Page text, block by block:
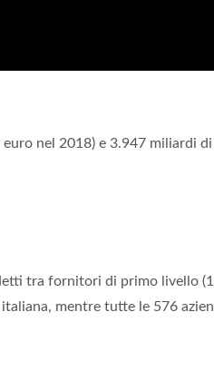
nel 2018) e 3.947 miliardi
tra fornitori di primo livello
mentre tutte le 576